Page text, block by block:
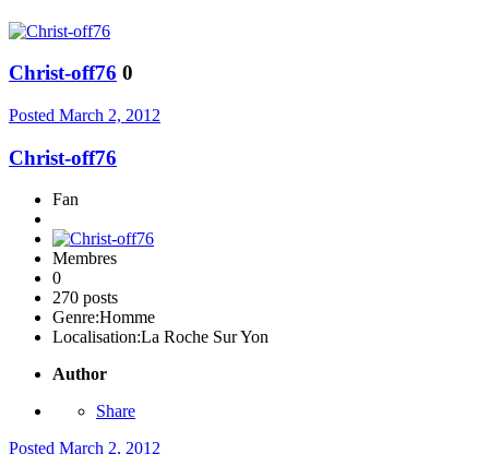
Christ-off76 0
Posted March 2, 2012
Christ-off76
Fan
Membres
0
270 posts
Genre:Homme
Localisation:La Roche Sur Yon
Author
Share
Posted March 2, 2012